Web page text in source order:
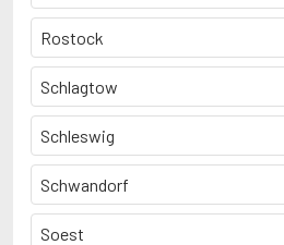
Rostock
Schlagtow
Schleswig
Schwandorf
Soest